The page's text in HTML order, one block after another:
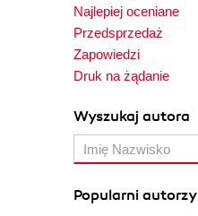
Najlepiej oceniane
Przedsprzedaż
Zapowiedzi
Druk na żądanie
Wyszukaj autora
Popularni autorzy